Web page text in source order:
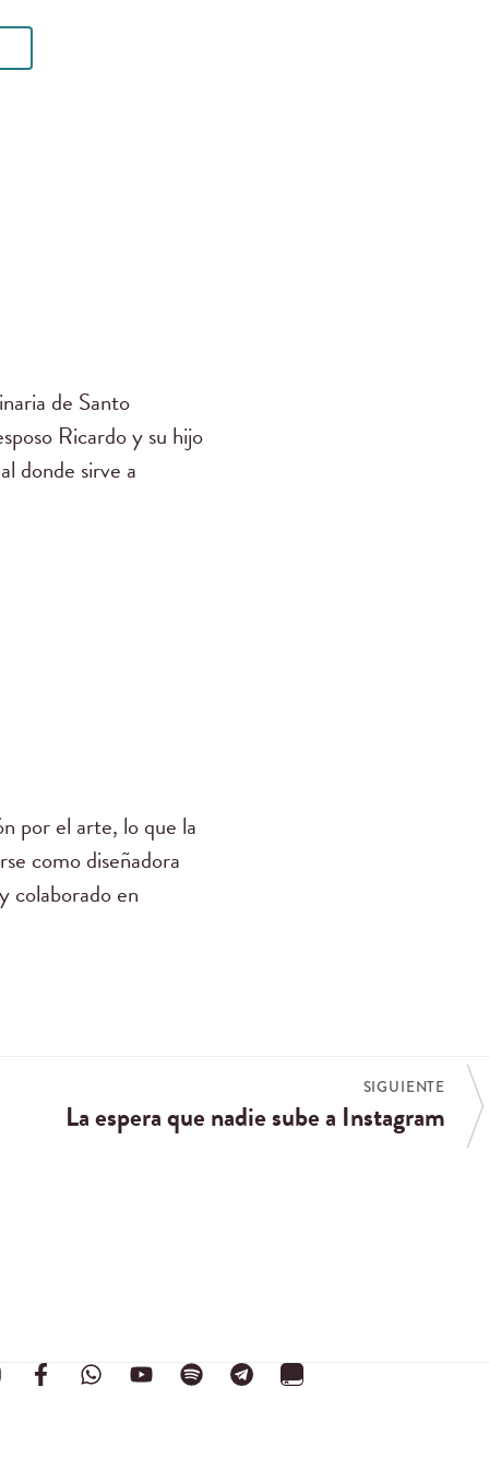
de Santo
Ricardo y su hijo
donde sirve a
por el arte, lo que la
como diseñadora
colaborado en
SIGUIENTE
La espera que nadie sube a Instagram